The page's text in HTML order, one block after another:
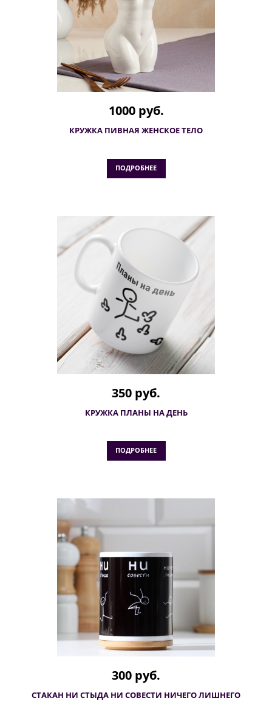
1000 руб.
КРУЖКА ПИВНАЯ ЖЕНСКОЕ ТЕЛО
ПОДРОБНЕЕ
350 руб.
КРУЖКА ПЛАНЫ НА ДЕНЬ
ПОДРОБНЕЕ
300 руб.
СТАКАН НИ СТЫДА НИ СОВЕСТИ НИЧЕГО ЛИШНЕГО